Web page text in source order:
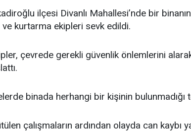
ilçesi Divanlı Mahallesi’nde bir binanın
kurtarma ekipleri sevk edildi.
çevrede gerekli güvenlik önlemlerini
binada herhangi bir kişinin bulunmadığı
çalışmaların ardından olayda can kaybı